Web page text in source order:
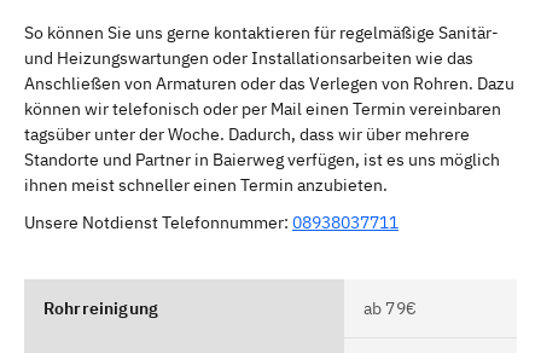
So können Sie uns gerne kontaktieren für regelmäßige Sanitär-
und Heizungswartungen oder Installationsarbeiten wie das
Anschließen von Armaturen oder das Verlegen von Rohren. Dazu
können wir telefonisch oder per Mail einen Termin vereinbaren
tagsüber unter der Woche. Dadurch, dass wir über mehrere
Standorte und Partner in Baierweg verfügen, ist es uns möglich
ihnen meist schneller einen Termin anzubieten.
Unsere Notdienst Telefonnummer: 08938037711
Rohrreinigung ab 79€